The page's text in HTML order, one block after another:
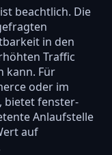
beachtlich. Die
in den
Traffic
kann. Für
oder im
bietet fenster-
Anlaufstelle
auf